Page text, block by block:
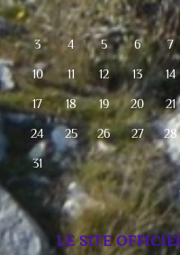
3 4 5 6 7
10 11 12 13 14
17 18 19 20 21
24 25 26 27 28
31
LE SITE